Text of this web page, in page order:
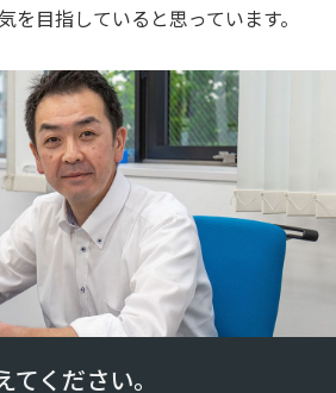
を目指していると思っています。
ください。